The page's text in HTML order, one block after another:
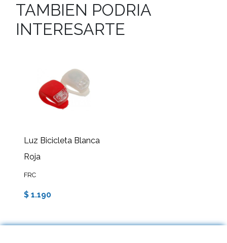
TAMBIEN PODRIA
INTERESARTE
Luz Bicicleta Blanca
Roja
FRC
$ 1.190